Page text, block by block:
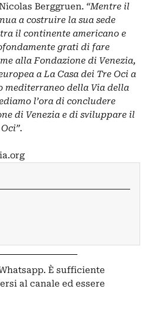
Berggruen. “Mentre il
a costruire la sua sede
il continente americano e
grati di fare
alla Fondazione di Venezia,
a La Casa dei Tre Oci a
mediterraneo della Via della
l’ora di concludere
di Venezia e di sviluppare il
È sufficiente
al canale ed essere